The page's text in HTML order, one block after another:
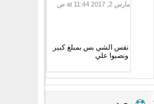
مارس 2, 2017 at 11:44 ص
نفس الشي بس بمبلغ كبير
ونصبوا علي